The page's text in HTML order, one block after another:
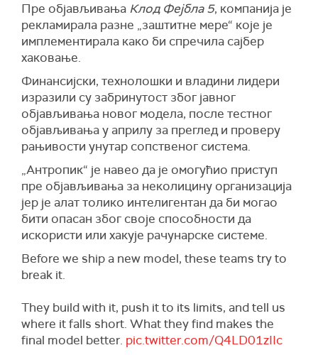
Пре објављивања Клод Фејбла 5, компанија је
рекламирала разне „заштитне мере“ које је
имплементирала како би спречила сајбер
хаковање.
Финансијски, технолошки и владини лидери
изразили су забринутост због јавног
објављивања новог модела, после тестног
објављивања у априлу за преглед и проверу
рањивости унутар сопственог система.
„Антропик“ је навео да је омогућио приступ
пре објављивања за неколицину организација
јер је алат толико интелигентан да би могао
бити опасан због своје способности да
искористи или хакује рачунарске системе.
Before we ship a new model, these teams try to
break it.
They build with it, push it to its limits, and tell us
where it falls short. What they find makes the
final model better. pic.twitter.com/Q4LD01zIIc